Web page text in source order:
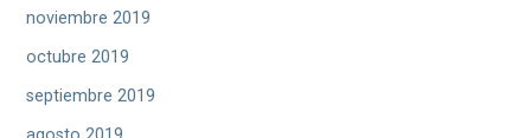
noviembre 2019
octubre 2019
septiembre 2019